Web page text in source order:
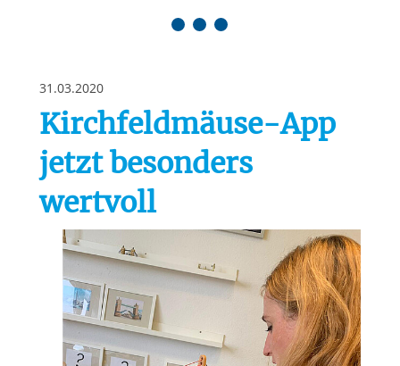
31.03.2020
Kirchfeldmäuse-App
jetzt besonders
wertvoll